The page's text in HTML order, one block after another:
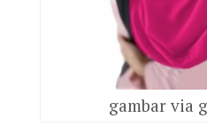
gambar via